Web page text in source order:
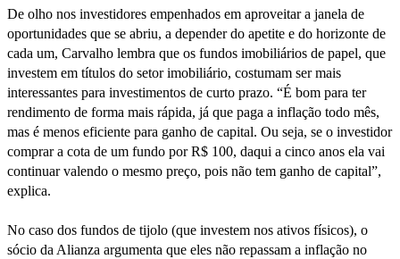
De olho nos investidores empenhados em aproveitar a janela de
oportunidades que se abriu, a depender do apetite e do horizonte de
cada um, Carvalho lembra que os fundos imobiliários de papel, que
investem em títulos do setor imobiliário, costumam ser mais
interessantes para investimentos de curto prazo. “É bom para ter
rendimento de forma mais rápida, já que paga a inflação todo mês,
mas é menos eficiente para ganho de capital. Ou seja, se o investidor
comprar a cota de um fundo por R$ 100, daqui a cinco anos ela vai
continuar valendo o mesmo preço, pois não tem ganho de capital”,
explica.
No caso dos fundos de tijolo (que investem nos ativos físicos), o
sócio da Alianza argumenta que eles não repassam a inflação no